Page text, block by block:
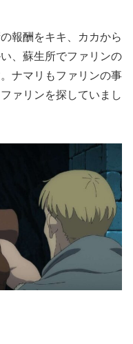
報酬をキキ、カカから
、蘇生所でファリンの
ナマリもファリンの事
ァリンを探していまし